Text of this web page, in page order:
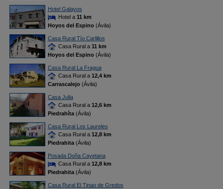
Hotel Galayos
Hotel a 11 km
Hoyos del Espino(Ávila)
Casa Rural Tío Carlillos
Casa Rural a 11 km
Hoyos del Espino(Ávila)
Casa Rural La Fragua
Casa Rural a 12,4 km
Carrascalejo(Ávila)
Casa Julia
Casa Rural a 12,6 km
Piedrahíta(Ávila)
Casa Rural Los Laureles
Casa Rural a 12,8 km
Piedrahita(Ávila)
Posada Doña Cayetana
Casa Rural a 12,8 km
Piedrahita(Ávila)
Casa Rural El Tinao de Gredos